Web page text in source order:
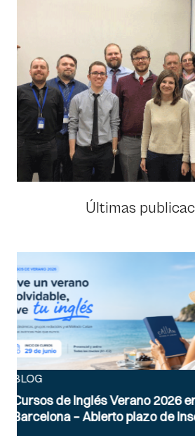
Últimas
BLOG
Inglés para
útiles en el